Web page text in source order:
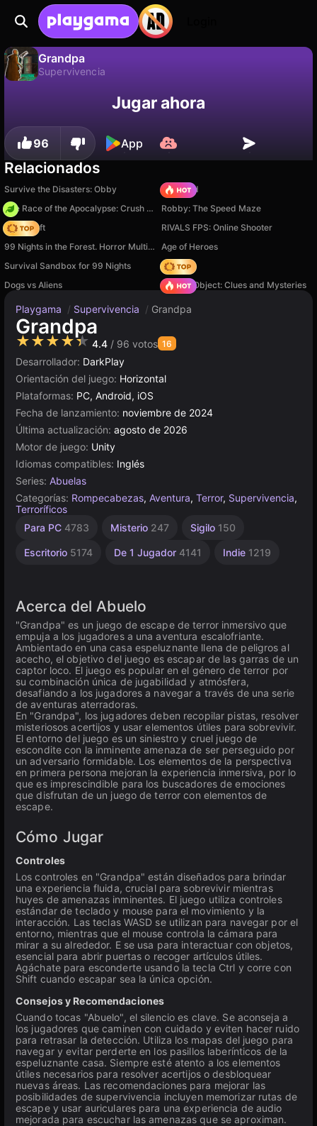
Grandpa
Supervivencia
¡Guarda el progreso!Jugar ahora
96 App
Relacionados
Survive the Disasters: Obby
TB World
The Race of the Apocalypse: Crush the Zombies!
Robby: The Speed Maze
Trap Craft
RIVALS FPS: Online Shooter
99 Nights in the Forest. Horror Multiplayer
Age of Heroes
Survival Sandbox for 99 Nights
Hedgies
Dogs vs Aliens
Hidden Object: Clues and Mysteries
Playgama / Supervivencia / Grandpa
Grandpa
★★★★★ 4.4 / 96 votos 16
Desarrollador: DarkPlay
Orientación del juego: Horizontal
Plataformas: PC, Android, iOS
Fecha de lanzamiento: noviembre de 2024
Última actualización: agosto de 2026
Motor de juego: Unity
Idiomas compatibles: Inglés
Series: Abuelas
Categorías: Rompecabezas, Aventura, Terror, Supervivencia,
Terroríficos
Para PC 4783 Misterio 247 Sigilo 150
Escritorio 5174 De 1 Jugador 4141 Indie 1219
Miedo
Alta
3571
Rusos
Browser
Unity
línea
Acerca del Abuelo
"Grandpa" es un juego de escape de terror inmersivo que
empuja a los jugadores a una aventura escalofriante.
Ambientado en una casa espeluznante llena de peligros al
acecho, el objetivo del juego es escapar de las garras de un
captor loco. El juego es popular en el género de terror por
su combinación única de jugabilidad y atmósfera,
desafiando a los jugadores a navegar a través de una serie
de aventuras aterradoras.
En "Grandpa", los jugadores deben recopilar pistas, resolver
misteriosos acertijos y usar elementos útiles para sobrevivir.
El entorno del juego es un siniestro y cruel juego de
escondite con la inminente amenaza de ser perseguido por
un adversario formidable. Los elementos de la perspectiva
en primera persona mejoran la experiencia inmersiva, por lo
que es imprescindible para los buscadores de emociones
que disfrutan de un juego de terror con elementos de
escape.
Cómo Jugar
Controles
Los controles en "Grandpa" están diseñados para brindar
una experiencia fluida, crucial para sobrevivir mientras
huyes de amenazas inminentes. El juego utiliza controles
estándar de teclado y mouse para el movimiento y la
interacción. Las teclas WASD se utilizan para navegar por el
entorno, mientras que el mouse controla la cámara para
mirar a su alrededor. E se usa para interactuar con objetos,
esencial para abrir puertas o recoger artículos útiles.
Agáchate para esconderte usando la tecla Ctrl y corre con
Shift cuando escapar sea la única opción.
Consejos y Recomendaciones
Cuando tocas "Abuelo", el silencio es clave. Se aconseja a
los jugadores que caminen con cuidado y eviten hacer ruido
para retrasar la detección. Utiliza los mapas del juego para
navegar y evitar perderte en los pasillos laberínticos de la
espeluznante casa. Siempre esté atento a los elementos
útiles necesarios para resolver acertijos o desbloquear
nuevas áreas. Las recomendaciones para mejorar las
posibilidades de supervivencia incluyen memorizar rutas de
escape y usar auriculares para una experiencia de audio
mejorada para escuchar las amenazas que se aproximan.